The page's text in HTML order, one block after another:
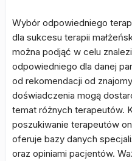
Wybór odpowiedniego
dla sukcesu terapii
można podjąć w celu
odpowiedniego dla danej
od rekomendacji od
doświadczenia mogą
temat różnych terapeutów.
poszukiwanie terapeutów
oferuje bazy danych
oraz opiniami pacjentów.